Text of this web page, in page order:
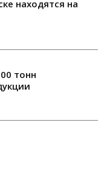
находятся на
тонн